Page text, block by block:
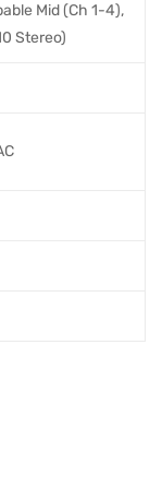
Mid (Ch 1-4),
Stereo)